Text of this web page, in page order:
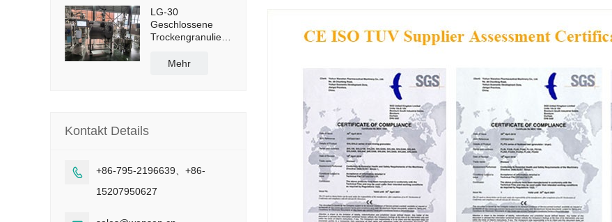
LG-30
Geschlossene
Trockengranulieranlage
Kapazität von 50
Mehr
Kontakt Details

+86-795-2196639、+86-
15207950627